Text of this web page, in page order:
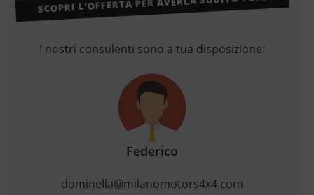
I nostri consulenti sono a tua disposizione:
Federico
dominella@milanomotors4x4.com